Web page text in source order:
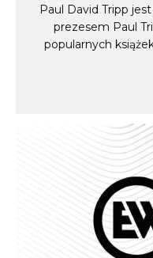
Paul David Tripp
prezesem Paul
popularnych